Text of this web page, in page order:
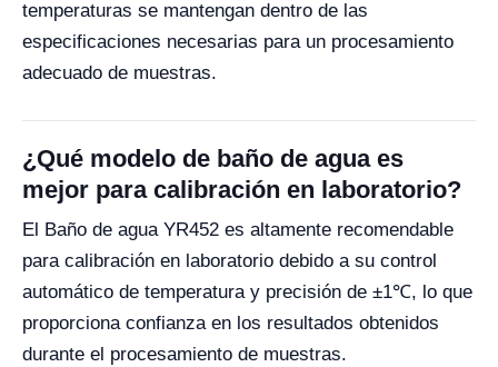
temperaturas se mantengan dentro de las
especificaciones necesarias para un procesamiento
adecuado de muestras.
¿Qué modelo de baño de agua es
mejor para calibración en laboratorio?
El Baño de agua YR452 es altamente recomendable
para calibración en laboratorio debido a su control
automático de temperatura y precisión de ±1℃, lo que
proporciona confianza en los resultados obtenidos
durante el procesamiento de muestras.